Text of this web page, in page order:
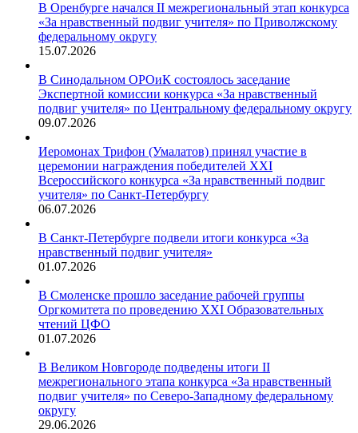
В Оренбурге начался II межрегиональный этап конкурса
«За нравственный подвиг учителя» по Приволжскому
федеральному округу
15.07.2026
В Синодальном ОРОиК состоялось заседание
Экспертной комиссии конкурса «За нравственный
подвиг учителя» по Центральному федеральному округу
09.07.2026
Иеромонах Трифон (Умалатов) принял участие в
церемонии награждения победителей XXI
Всероссийского конкурса «За нравственный подвиг
учителя» по Санкт-Петербургу
06.07.2026
В Санкт-Петербурге подвели итоги конкурса «За
нравственный подвиг учителя»
01.07.2026
В Смоленске прошло заседание рабочей группы
Оргкомитета по проведению XXI Образовательных
чтений ЦФО
01.07.2026
В Великом Новгороде подведены итоги II
межрегионального этапа конкурса «За нравственный
подвиг учителя» по Северо-Западному федеральному
округу
29.06.2026